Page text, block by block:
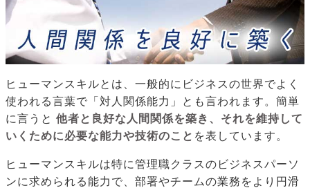
ヒューマンスキルとは、一般的にビジネスの世界でよく
使われる言葉で「対人関係能力」とも言われます。簡単
に言うと 他者と良好な人間関係を築き、それを維持して
いくために必要な能力や技術のこと を表しています。
ヒューマンスキルは特に管理職クラスのビジネスパーソ
ンに求められる能力で、部署やチームの業務をより円滑